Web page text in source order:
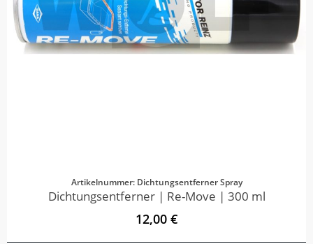
Artikelnummer: Dichtungsentferner Spray
Dichtungsentferner | Re-Move | 300 ml
12,00 €